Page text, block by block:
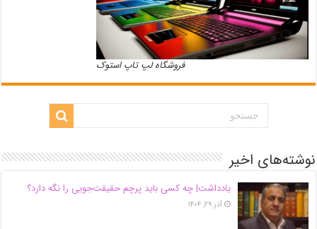
فروشگاه لپ تاپ استوک
نوشته‌های اخیر
یادداشت| ‌چه کسی باید پرچم حقیقت‌جویی را نگه دارد؟
آذر ۲۹, ۱۴۰۴